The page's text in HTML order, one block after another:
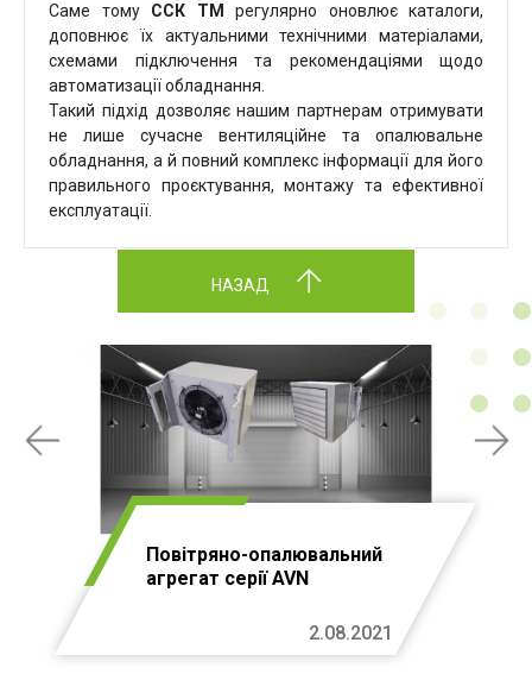
Саме тому ССК ТМ
регулярно оновлює каталоги,
доповнює їх актуальними технічними матеріалами,
схемами підключення та рекомендаціями щодо
автоматизації обладнання.
Такий підхід дозволяє нашим партнерам отримувати
не лише сучасне вентиляційне та опалювальне
обладнання, а й повний комплекс інформації для його
правильного проєктування, монтажу та ефективної
експлуатації.
НАЗАД
Повітряно-опалювальний
агрегат серії AVN
2.08.2021